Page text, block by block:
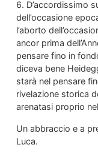
6. D’accordissimo
dell’occasione
l’aborto
ancor prima
pensare fino in
diceva bene
starà nel pensare
rivelazione storica
arenatasi proprio
Un abbraccio e a
Luca.